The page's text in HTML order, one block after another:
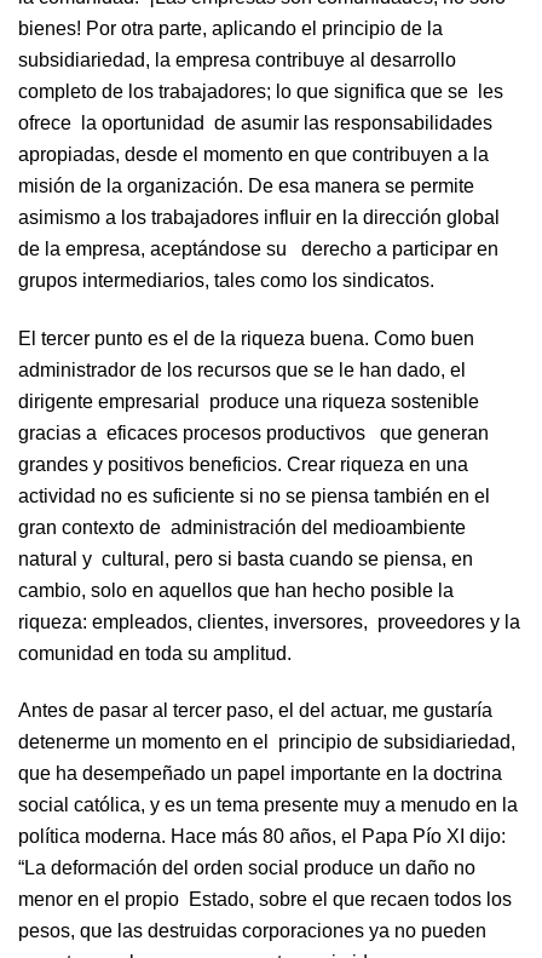
bienes! Por otra parte, aplicando el principio de la
subsidiariedad, la empresa contribuye al desarrollo
completo de los trabajadores; lo que significa que se les
ofrece la oportunidad de asumir las responsabilidades
apropiadas, desde el momento en que contribuyen a la
misión de la organización. De esa manera se permite
asimismo a los trabajadores influir en la dirección global
de la empresa, aceptándose su derecho a participar en
grupos intermediarios, tales como los sindicatos.
El tercer punto es el de la riqueza buena. Como buen
administrador de los recursos que se le han dado, el
dirigente empresarial produce una riqueza sostenible
gracias a eficaces procesos productivos que generan
grandes y positivos beneficios. Crear riqueza en una
actividad no es suficiente si no se piensa también en el
gran contexto de administración del medioambiente
natural y cultural, pero si basta cuando se piensa, en
cambio, solo en aquellos que han hecho posible la
riqueza: empleados, clientes, inversores, proveedores y la
comunidad en toda su amplitud.
Antes de pasar al tercer paso, el del actuar, me gustaría
detenerme un momento en el principio de subsidiariedad,
que ha desempeñado un papel importante en la doctrina
social católica, y es un tema presente muy a menudo en la
política moderna. Hace más 80 años, el Papa Pío XI dijo:
“La deformación del orden social produce un daño no
menor en el propio Estado, sobre el que recaen todos los
pesos, que las destruidas corporaciones ya no pueden